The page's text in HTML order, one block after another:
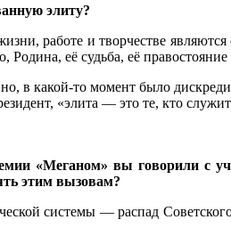
элиту?
работе и творчестве
её судьба, её
в какой-то момент было
«элита — это те, кто
«Меганом» вы говорили с
этим вызовам?
системы — распад